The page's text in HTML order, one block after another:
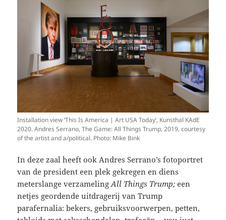
Installation view ‘This Is America | Art USA Today’, Kunsthal KAdE
2020. Andres Serrano, The Game: All Things Trump, 2019, courtesy
of the artist and a/political. Photo: Mike Bink
In deze zaal heeft ook Andres Serrano’s fotoportret
van de president een plek gekregen en diens
meterslange verzamelingAll Things Trump;een
netjes geordende uitdragerij van Trump
parafernalia: bekers, gebruiksvoorwerpen, petten,